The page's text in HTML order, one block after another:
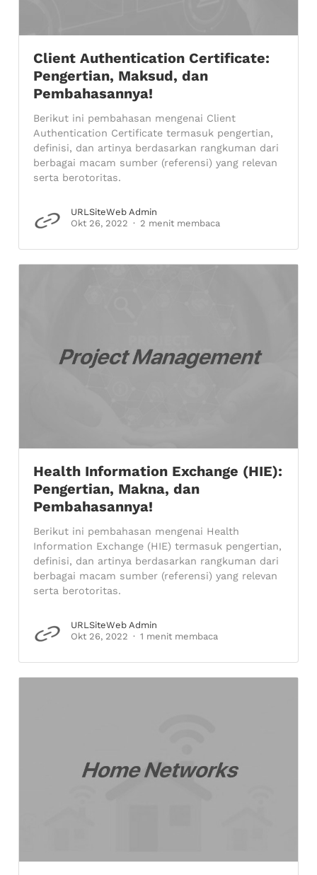
Client Authentication Certificate:
Pengertian, Maksud, dan
Pembahasannya!
Berikut ini pembahasan mengenai Client
Authentication Certificate termasuk pengertian,
definisi, dan artinya berdasarkan rangkuman dari
berbagai macam sumber (referensi) yang relevan
serta berotoritas.
URLSiteWeb Admin
Okt 26, 2022
2 menit membaca
Health Information Exchange (HIE):
Pengertian, Makna, dan
Pembahasannya!
Berikut ini pembahasan mengenai Health
Information Exchange (HIE) termasuk pengertian,
definisi, dan artinya berdasarkan rangkuman dari
berbagai macam sumber (referensi) yang relevan
serta berotoritas.
URLSiteWeb Admin
Okt 26, 2022
1 menit membaca